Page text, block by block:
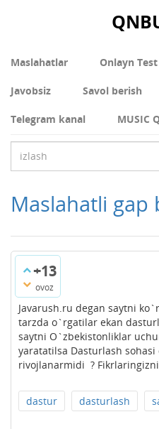
Maslahatlar Onlayn Test
Javobsiz Savol berish
Telegram kanal MUSIC
Maslahatli gap
+13
ovoz
Javarush.ru degan saytni
tarzda o`rgatilar ekan
saytni O`zbekistonliklar
yaratatilsa Dasturlash
rivojlanarmidi ? Fikrlaringizni
dastur dasturlash